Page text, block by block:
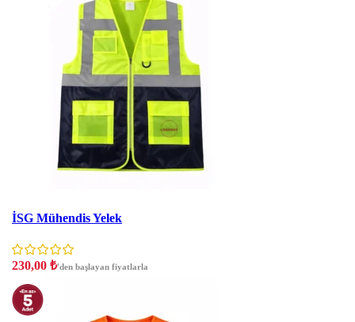
İSG Mühendis Yelek
230,00 ₺'den başlayan fiyatlarla